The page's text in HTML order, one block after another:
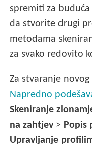
spremiti za
da stvorite drugi
metodama
za svako redovito
Za stvaranje
Napredno
Skeniranje
na zahtjev> Popis
Upravljanje